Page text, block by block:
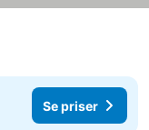
Se priser